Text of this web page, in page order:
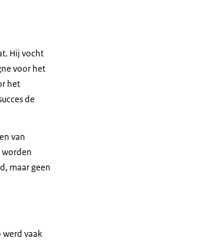
Hij vocht
voor het
het
de
van
worden
maar geen
vaak